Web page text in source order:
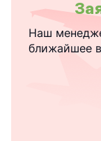
Наш
ближайшее